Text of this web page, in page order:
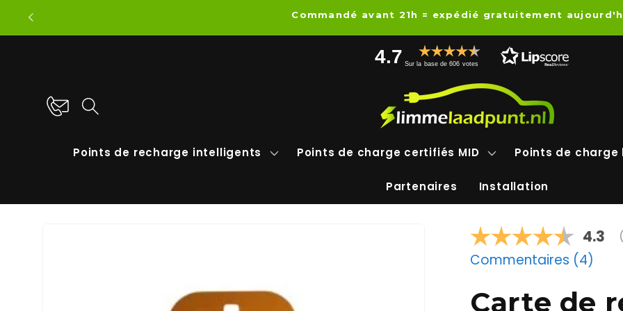
passer
au
Commandé avant 21h = expédié gratuitement
4.7 Sur la base de 606 votes
Points de recharge intelligents Points de charge certifiés MID Points de
Partenaires Installation
Note
4.3 (
Commentaires (4)
Carte de